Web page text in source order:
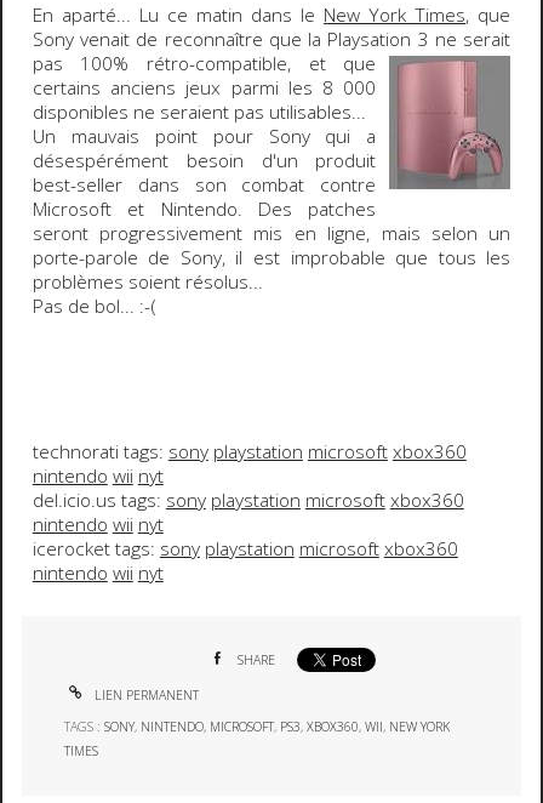
En aparté... Lu ce matin dans le New York Times, que
Sonyvenait de reconnaître que la Playsation 3 ne serait
pas 100% rétro-compatible, et que
certains anciens jeux parmi les 8 000
disponibles ne seraient pas utilisables...
Un mauvais point pour Sony qui a
désespérément besoin d'un produit
best-seller dans son combat contre
Microsoftet Nintendo. Des patches
seront progressivement mis en ligne, mais selon un
porte-parole de Sony, il est improbable que tous les
problèmes soient résolus...
Pas de bol... :-(
technorati tags: sony playstation microsoftxbox360
nintendo wii nyt
del.icio.us tags: sony playstation microsoftxbox360
nintendo wii nyt
icerocket tags: sony playstation microsoftxbox360
nintendo wii nyt
SHARE
LIEN PERMANENT
TAGS :SONY, NINTENDO, MICROSOFT, PS3,XBOX360,WII, NEW YORK
TIMES